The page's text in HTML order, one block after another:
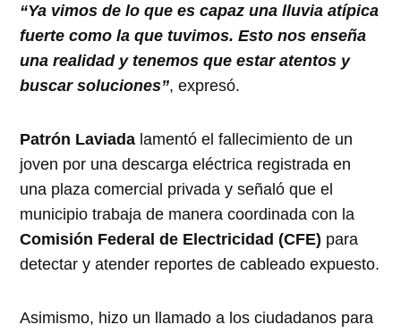
“Ya vimos de lo que es capaz una lluvia atípica
fuerte como la que tuvimos. Esto nos enseña
una realidad y tenemos que estar atentos y
buscar soluciones”, expresó.
Patrón Laviada lamentó el fallecimiento de un
joven por una descarga eléctrica registrada en
una plaza comercial privada y señaló que el
municipio trabaja de manera coordinada con la
Comisión Federal de Electricidad (CFE) para
detectar y atender reportes de cableado expuesto.
Asimismo, hizo un llamado a los ciudadanos para